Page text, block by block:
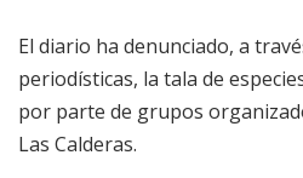
El diario ha denunciado, a
periodísticas, la tala de
por parte de grupos
Las Calderas.